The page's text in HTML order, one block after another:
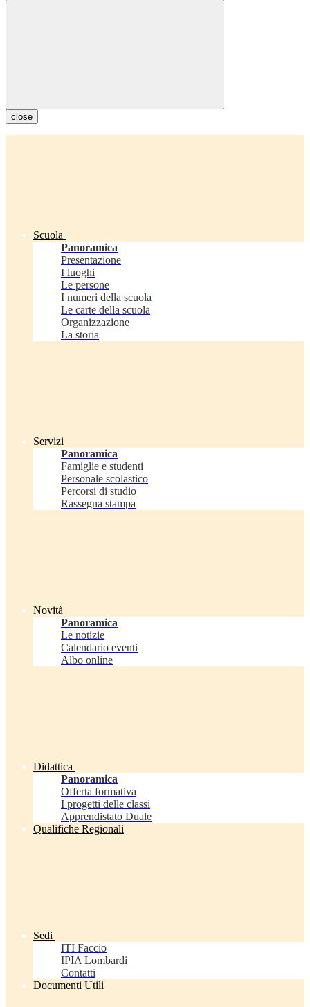
close
Scuola
Panoramica
Presentazione
I luoghi
Le persone
I numeri della scuola
Le carte della scuola
Organizzazione
La storia
Servizi
Panoramica
Famiglie e studenti
Personale scolastico
Percorsi di studio
Rassegna stampa
Novità
Panoramica
Le notizie
Calendario eventi
Albo online
Didattica
Panoramica
Offerta formativa
I progetti delle classi
Apprendistato Duale
Qualifiche Regionali
Sedi
ITI Faccio
IPIA Lombardi
Contatti
Documenti Utili